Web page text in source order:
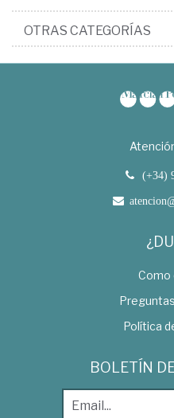
OTRAS CATEGORÍAS
(+34)
Como
Política
BOLETÍN